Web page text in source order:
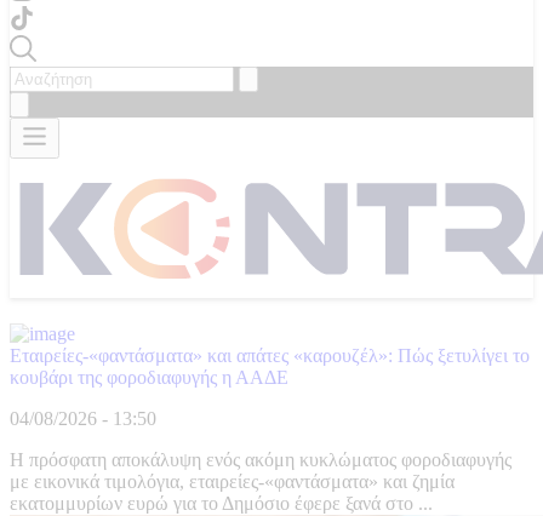
Εταιρείες-«φαντάσματα» και απάτες «καρουζέλ»: Πώς ξετυλίγει το
κουβάρι της φοροδιαφυγής η ΑΑΔΕ
04/08/2026 - 13:50
Η πρόσφατη αποκάλυψη ενός ακόμη κυκλώματος φοροδιαφυγής
με εικονικά τιμολόγια, εταιρείες-«φαντάσματα» και ζημία
εκατομμυρίων ευρώ για το Δημόσιο έφερε ξανά στο ...